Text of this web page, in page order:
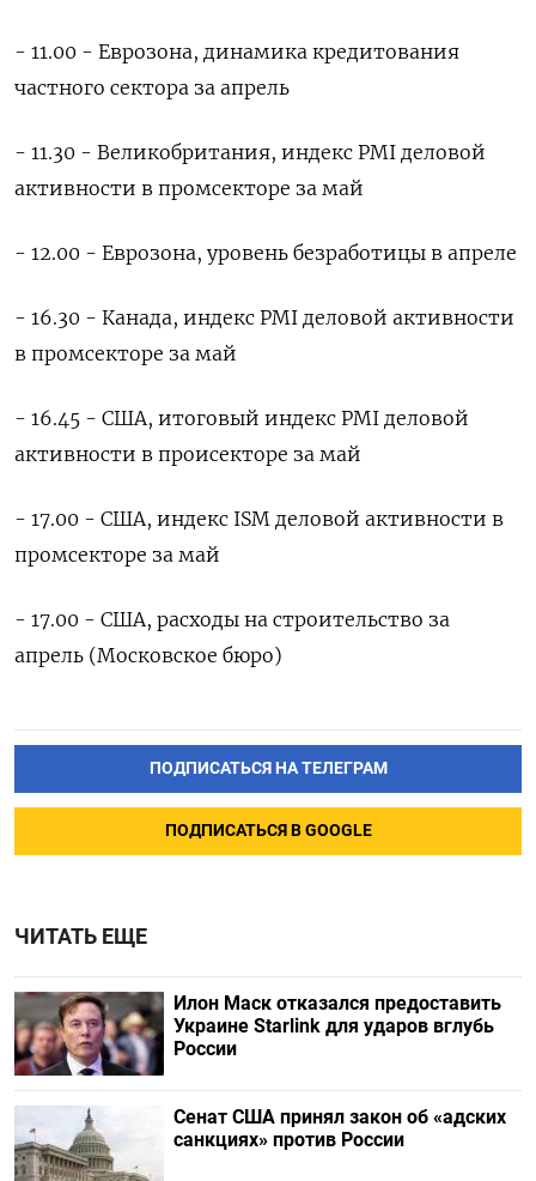
- 11.00 - ​Еврозона, динамика кредитования
частного ⁠сектора за апрель
- 11.30 - Великобритания, индекс PMI деловой
активности в промсекторе за май
- 12.00 - Еврозона, уровень безработицы в ‌апреле
- 16.30 - Канада, индекс PMI деловой активности
в промсекторе за май
- ‌16.45 - США, итоговый индекс PMI деловой
активности в происекторе за май
- 17.00 - США, ​индекс ISM деловой активности в
промсекторе за май
- 17.00 - ‌США, расходы на строительство за
апрель (Московское бюро)
ПОДПИСАТЬСЯ НА ТЕЛЕГРАМ
ПОДПИСАТЬСЯ В GOOGLE
ЧИТАТЬ ЕЩЕ
Илон Маск отказался предоставить
Украине Starlink для ударов вглубь
России
Сенат США принял закон об «адских
санкциях» против России